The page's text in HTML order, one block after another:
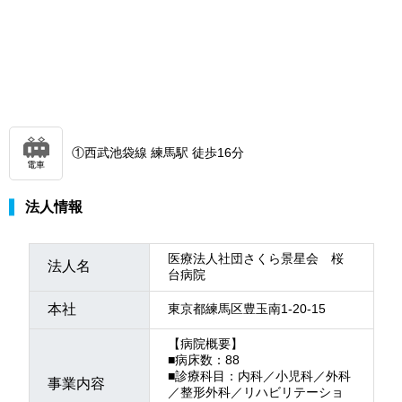
電車
①西武池袋線 練馬駅 徒歩16分
法人情報
法人名
医療法人社団さくら景星会 桜
台病院
本社 東京都練馬区豊玉南1-20-15
事業内容
【病院概要】
■病床数：88
■診療科目：内科／小児科／外科
／整形外科／リハビリテーショ